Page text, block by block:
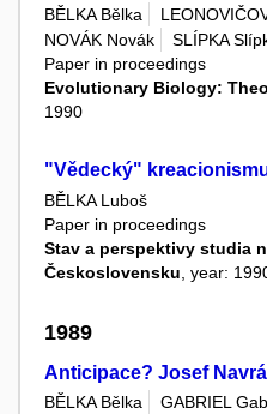
BĚLKA Bělka
NOVÁK Novák
SLÍPKA
Paper in proceedings
Evolutionary Biology:
1990
"Vědecký"
BĚLKA Luboš
Paper in proceedings
Stav a perspektivy studia
Československu , year:
1989
Anticipace? Josef
BĚLKA Bělka
GABRIEL